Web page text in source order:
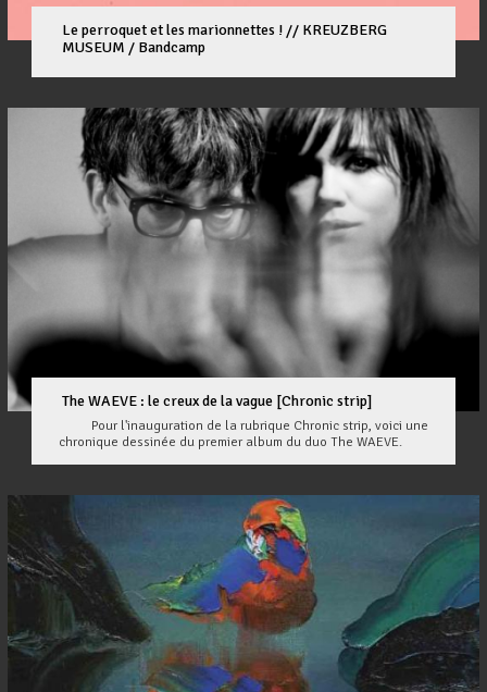
Le perroquet et les marionnettes ! // KREUZBERG
MUSEUM / Bandcamp
The WAEVE : le creux de la vague [Chronic strip]
Pour l'inauguration de la rubrique Chronic strip, voici une
chronique dessinée du premier album du duo The WAEVE.